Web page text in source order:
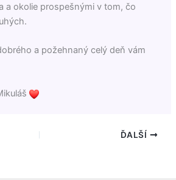
a okolie prospešnými v tom, čo
a požehnaný celý deň vám
ĎALŠÍ